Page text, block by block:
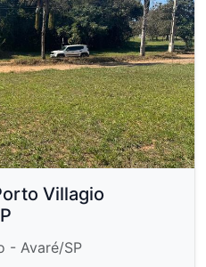
Villagio
- Avaré/SP